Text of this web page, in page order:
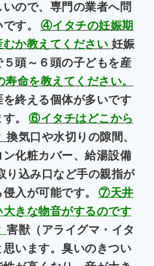
ので、専門の業者へ問
す。
④イタチの妊娠期
か教えてください 妊娠
頭～６頭の子どもを産
命を教えてください。
終える個体が多いです
。
⑥イタチはどこから
換気口や水切りの隙間、
化粧カバー、給湯設備
り込み口など手の親指が
入が可能です。
⑦天井
きな物音がするのです
害獣（アライグマ・イタ
います。 臭いのきつい